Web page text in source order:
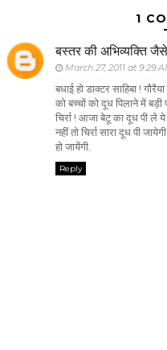
1
बस्तर की अभिव्यक्ति
March 27, 2011 at 9:29
बधाई हो डाक्टर साहिबा !
को बच्चों को दूध पिलाने में
चिर्रा ! आजा बेटू का दूध पी ले
नहीं तो चिर्रा सारा दूध पी
हो जायेंगी.
Reply